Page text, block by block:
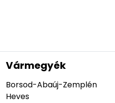
Vármegyék
Borsod-Abaúj-Zemplén
Heves